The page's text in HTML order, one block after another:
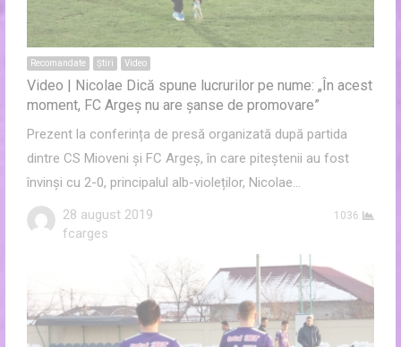
Recomandate Ştiri Video
Video | Nicolae Dică spune lucrurilor pe nume: „În acest
moment, FC Argeș nu are șanse de promovare”
Prezent la conferința de presă organizată după partida
dintre CS Mioveni și FC Argeș, în care piteștenii au fost
învinși cu 2-0, principalul alb-violeților, Nicolae…
28 august 2019
Author
fcarges
1036